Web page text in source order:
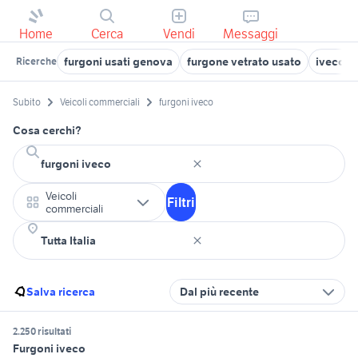
Home Cerca Vendi Messaggi
Ricerche furgoni usati genova furgone vetrato usato iveco
Subito Veicoli commerciali furgoni iveco
Cosa cerchi?
Veicoli
commerciali
Filtri
Salva ricerca Dal più recente
2.250 risultati
Furgoni iveco